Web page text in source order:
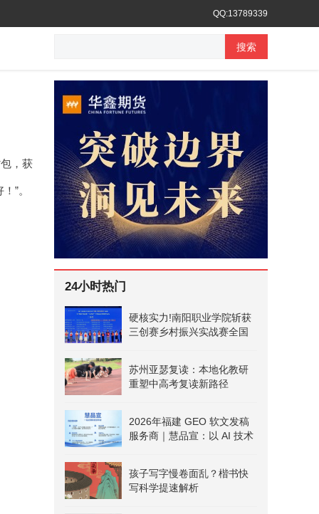
QQ:13789339
搜索
，获
”。
24小时热门
硬核实力!南阳职业学院斩获
三创赛乡村振兴实战赛全国
苏州亚瑟复读：本地化教研
重塑中高考复读新路径
2026年福建 GEO 软文发稿
服务商｜慧品宣：以 AI 技术
孩子写字慢卷面乱？楷书快
写科学提速解析